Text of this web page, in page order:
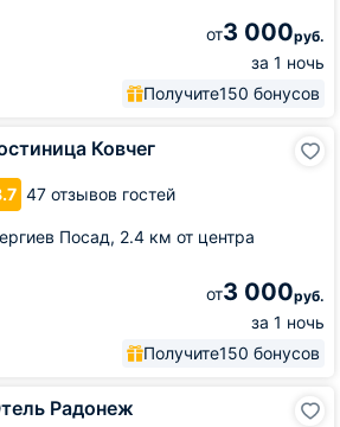
от3 000руб.
за 1 ночь
Получите150 бонусов
Ковчег
47 отзывов гостей
Посад, 2.4 км от центра
от3 000руб.
за 1 ночь
Получите150 бонусов
Радонеж